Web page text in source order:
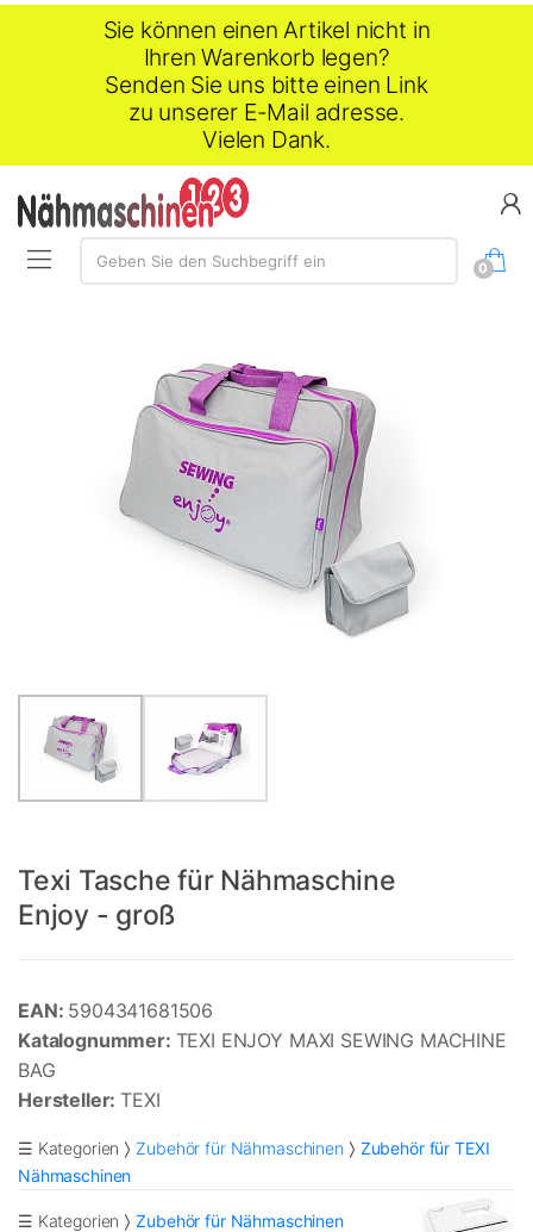
Sie können einen Artikel nicht in
Ihren Warenkorb legen?
Senden Sie uns bitte einen Link
zu unserer E-Mail adresse.
Vielen Dank.
Suche:
Geben Sie den Suchbegriff ein
0
Texi Tasche für Nähmaschine
Enjoy - groß
EAN: 5904341681506
Katalognummer: TEXI ENJOY MAXI SEWING MACHINE
BAG
Hersteller: TEXI
☰ Kategorien Zubehör für Nähmaschinen
Zubehör für TEXI
Nähmaschinen
☰ Kategorien Zubehör für Nähmaschinen